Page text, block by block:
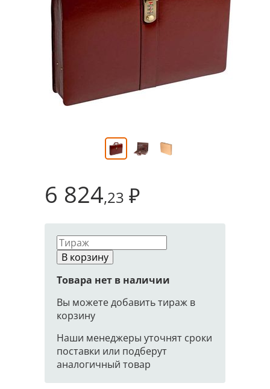
6 824,23 ₽
В корзину
Товара нет в наличии
Вы можете добавить тираж в
корзину
Наши менеджеры уточнят сроки
поставки или подберут
аналогичный товар